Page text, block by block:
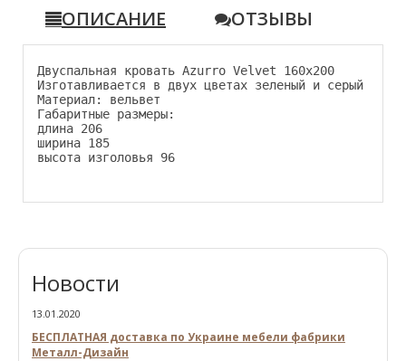
ОПИСАНИЕ ОТЗЫВЫ
Двуспальная кровать Azurro Velvet 160х200
Изготавливается в двух цветах зеленый и серый
Материал: вельвет
Габаритные размеры:
длина 206
ширина 185
высота изголовья 96
Новости
13.01.2020
БЕСПЛАТНАЯ доставка по Украине мебели фабрики
Металл-Дизайн